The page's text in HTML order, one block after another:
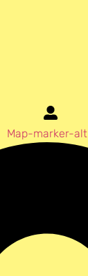
Map-marker-alt